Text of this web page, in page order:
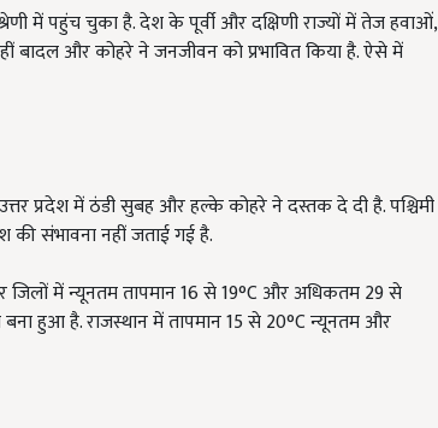
में पहुंच चुका है. देश के पूर्वी और दक्षिणी राज्यों में तेज हवाओं,
और कोहरे ने जनजीवन को प्रभावित किया है. ऐसे में
प्रदेश में ठंडी सुबह और हल्के कोहरे ने दस्तक दे दी है. पश्चिमी
की संभावना नहीं जताई गई है.
जिलों में न्यूनतम तापमान 16 से 19°C और अधिकतम 29 से
हुआ है. राजस्थान में तापमान 15 से 20°C न्यूनतम और